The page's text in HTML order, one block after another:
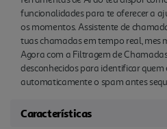
funcionalidades para te oferecer a
os momentos. Assistente de
tuas chamadas em tempo real, mes
Agora com a Filtragem de
desconhecidos para identificar
automaticamente o spam antes
Características